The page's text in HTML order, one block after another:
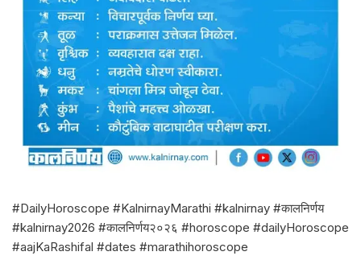
#DailyHoroscope #KalnirnayMarathi #kalnirnay #कालनिर्णय
#kalnirnay2026 #कालनिर्णय२०२६ #horoscope #dailyHoroscope
#aajKaRashifal #dates #marathihoroscope